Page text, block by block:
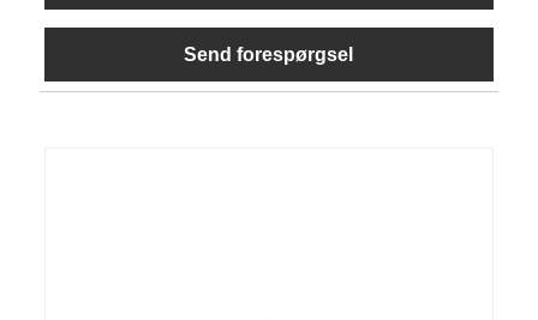
Send forespørgsel